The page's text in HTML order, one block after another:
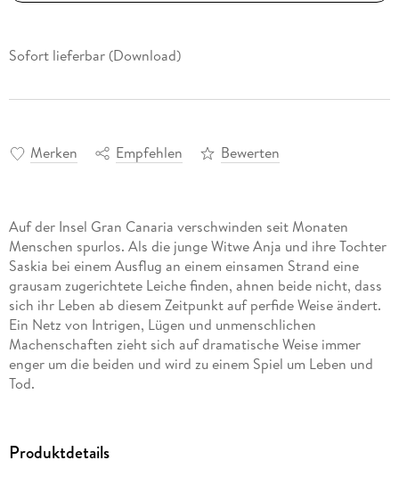
Sofort lieferbar (Download)
Merken Empfehlen Bewerten
Auf der Insel Gran Canaria verschwinden seit Monaten
Menschen spurlos. Als die junge Witwe Anja und ihre Tochter
Saskia bei einem Ausflug an einem einsamen Strand eine
grausam zugerichtete Leiche finden, ahnen beide nicht, dass
sich ihr Leben ab diesem Zeitpunkt auf perfide Weise ändert.
Ein Netz von Intrigen, Lügen und unmenschlichen
Machenschaften zieht sich auf dramatische Weise immer
enger um die beiden und wird zu einem Spiel um Leben und
Tod.
Produktdetails